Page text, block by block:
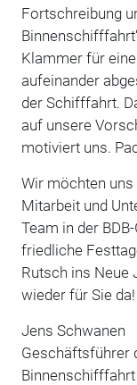
Fortschreibung
Klammer für
aufeinander
der Schifffahrt.
auf unsere
motiviert uns.
Wir möchten
Mitarbeit und
Team in der
friedliche
Rutsch ins Neue
wieder für Sie da!
Jens Schwanen
Geschäftsführer
Binnenschifffahrt